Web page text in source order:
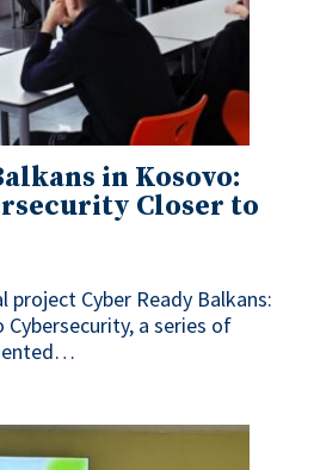
in Kosovo:
Closer to
Cyber Ready Balkans:
a series of